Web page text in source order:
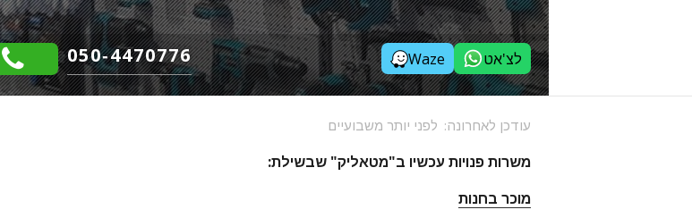
לצ'אט Waze
050-4470776
עודכן לאחרונה: לפני יותר משבועיים
משרות פנויות עכשיו ב"מטאליק" שבשילת:
מוכר בחנות